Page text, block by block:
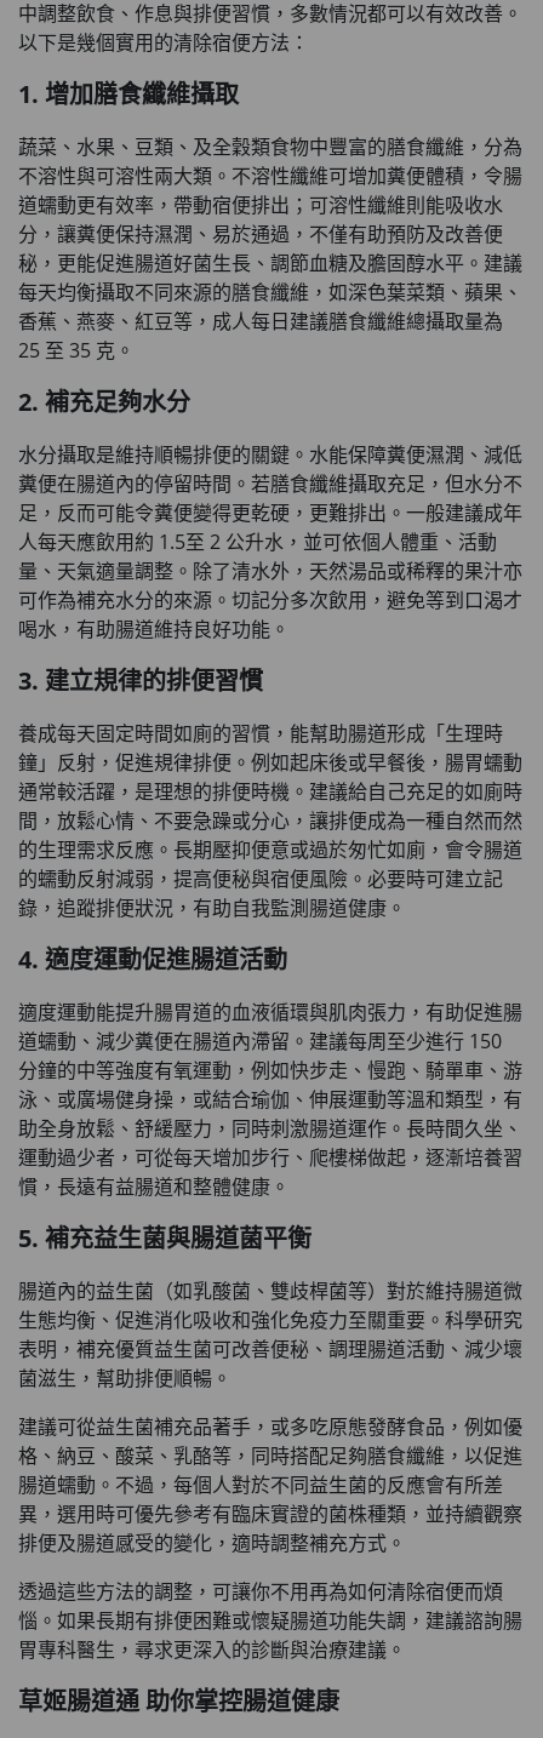
中調整飲食、作息與排便習慣，多數情況都可以有效改善。
以下是幾個實用的清除宿便方法：
1. 增加膳食纖維攝取
蔬菜、水果、豆類、及全穀類食物中豐富的膳食纖維，分為
不溶性與可溶性兩大類。不溶性纖維可增加糞便體積，令腸
道蠕動更有效率，帶動宿便排出；可溶性纖維則能吸收水
分，讓糞便保持濕潤、易於通過，不僅有助預防及改善便
秘，更能促進腸道好菌生長、調節血糖及膽固醇水平。建議
每天均衡攝取不同來源的膳食纖維，如深色葉菜類、蘋果、
香蕉、燕麥、紅豆等，成人每日建議膳食纖維總攝取量為
25 至 35 克。
2. 補充足夠水分
水分攝取是維持順暢排便的關鍵。水能保障糞便濕潤、減低
糞便在腸道內的停留時間。若膳食纖維攝取充足，但水分不
足，反而可能令糞便變得更乾硬，更難排出。一般建議成年
人每天應飲用約 1.5至 2 公升水，並可依個人體重、活動
量、天氣適量調整。除了清水外，天然湯品或稀釋的果汁亦
可作為補充水分的來源。切記分多次飲用，避免等到口渴才
喝水，有助腸道維持良好功能。
3. 建立規律的排便習慣
養成每天固定時間如廁的習慣，能幫助腸道形成「生理時
鐘」反射，促進規律排便。例如起床後或早餐後，腸胃蠕動
通常較活躍，是理想的排便時機。建議給自己充足的如廁時
間，放鬆心情、不要急躁或分心，讓排便成為一種自然而然
的生理需求反應。長期壓抑便意或過於匆忙如廁，會令腸道
的蠕動反射減弱，提高便秘與宿便風險。必要時可建立記
錄，追蹤排便狀況，有助自我監測腸道健康。
4. 適度運動促進腸道活動
適度運動能提升腸胃道的血液循環與肌肉張力，有助促進腸
道蠕動、減少糞便在腸道內滯留。建議每周至少進行 150
分鐘的中等強度有氧運動，例如快步走、慢跑、騎單車、游
泳、或廣場健身操，或結合瑜伽、伸展運動等溫和類型，有
助全身放鬆、舒緩壓力，同時刺激腸道運作。長時間久坐、
運動過少者，可從每天增加步行、爬樓梯做起，逐漸培養習
慣，長遠有益腸道和整體健康。
5. 補充益生菌與腸道菌平衡
腸道內的益生菌（如乳酸菌、雙歧桿菌等）對於維持腸道微
生態均衡、促進消化吸收和強化免疫力至關重要。科學研究
表明，補充優質益生菌可改善便秘、調理腸道活動、減少壞
菌滋生，幫助排便順暢。
建議可從益生菌補充品著手，或多吃原態發酵食品，例如優
格、納豆、酸菜、乳酪等，同時搭配足夠膳食纖維，以促進
腸道蠕動。不過，每個人對於不同益生菌的反應會有所差
異，選用時可優先參考有臨床實證的菌株種類，並持續觀察
排便及腸道感受的變化，適時調整補充方式。
透過這些方法的調整，可讓你不用再為如何清除宿便而煩
惱。如果長期有排便困難或懷疑腸道功能失調，建議諮詢腸
胃專科醫生，尋求更深入的診斷與治療建議。
草姬腸道通 助你掌控腸道健康